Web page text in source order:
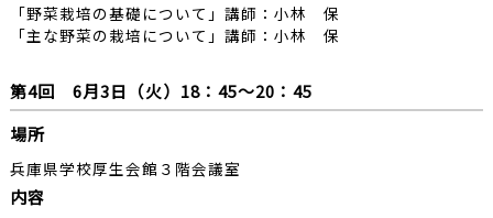
「野菜栽培の基礎について」講師：小林 保
「主な野菜の栽培について」講師：小林 保
第4回 6月3日（火）18：45～20：45
場所
兵庫県学校厚生会館３階会議室
内容